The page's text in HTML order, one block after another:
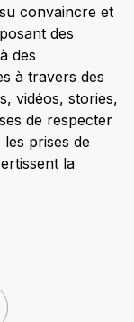
convaincre et
des
des
à travers des
vidéos, stories,
de respecter
prises de
la
Twitter